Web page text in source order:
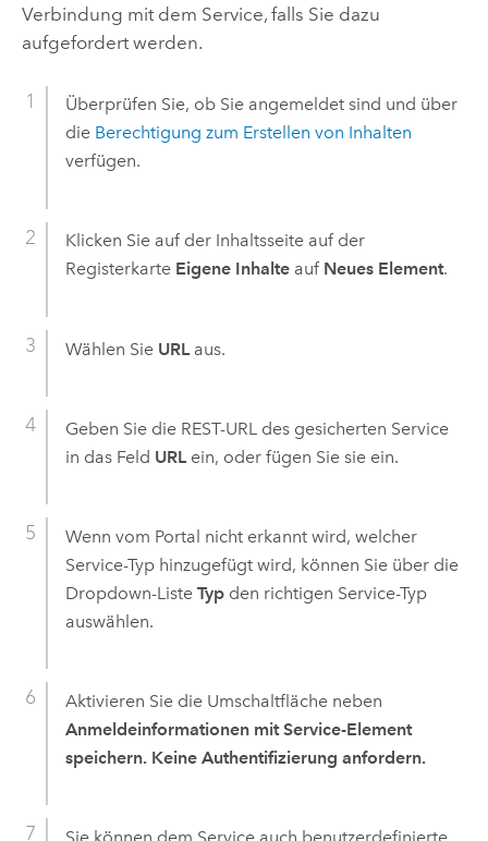
Verbindung mit dem Service, falls Sie dazu
aufgefordert werden.
Überprüfen Sie, ob Sie angemeldet sind und über
die Berechtigung zum Erstellen von Inhalten
verfügen.
Klicken Sie auf der Inhaltsseite auf der
Registerkarte Eigene Inhalteauf Neues Element.
Wählen Sie URLaus.
Geben Sie die REST-URL des gesicherten Service
in das Feld URLein, oder fügen Sie sie ein.
Wenn vom Portal nicht erkannt wird, welcher
Service-Typ hinzugefügt wird, können Sie über die
Dropdown-Liste Typden richtigen Service-Typ
auswählen.
Aktivieren Sie die Umschaltfläche neben
Anmeldeinformationen mit Service-Element
speichern. Keine Authentifizierung anfordern.